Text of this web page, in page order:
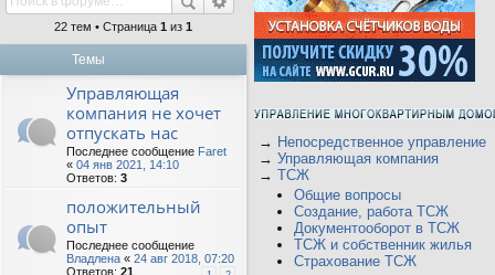
22 тем • Страница 1 из 1
Темы
Управляющая
компания не хочет
отпускать нас
Последнее сообщение Faret
« 04 янв 2021, 14:10
Ответов: 3
положительный
опыт
Последнее сообщение
Владлена « 24 авг 2018, 07:20
Ответов: 21
→ Непосредственное управление
→ Управляющая компания
→ ТСЖ
Общие вопросы
Создание, работа ТСЖ
Документооборот в ТСЖ
ТСЖ и собственник жилья
Страхование ТСЖ